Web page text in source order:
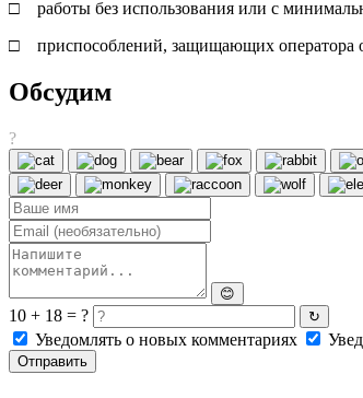
□ работы без использования или с
□ приспособлений, защищающих оператора
Обсудим
?
😊
10 + 18 = ? ↻
Уведомлять о новых комментариях
Отправить